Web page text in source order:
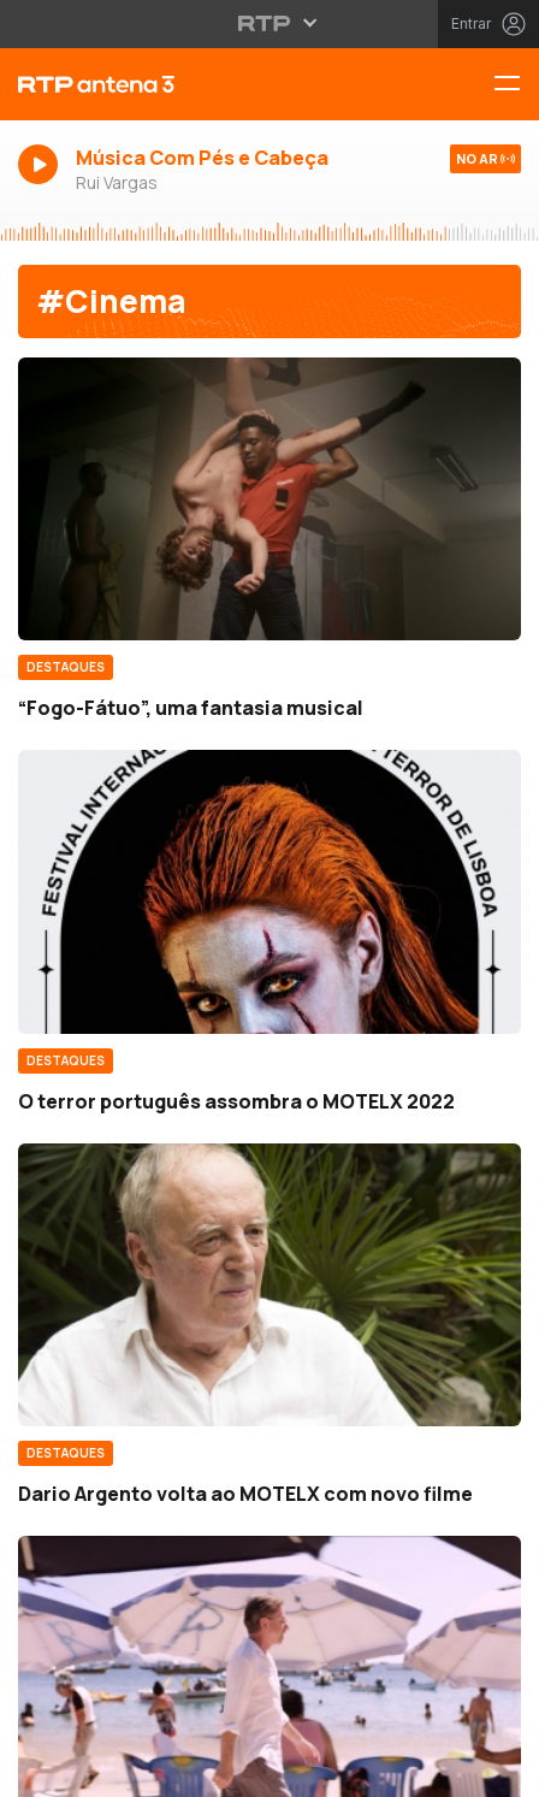
Entrar
Música Com Pés e Cabeça
Rui Vargas
NO AR
#Cinema
DESTAQUES
“Fogo-Fátuo”, uma fantasia musical
DESTAQUES
O terror português assombra o MOTELX 2022
DESTAQUES
Dario Argento volta ao MOTELX com novo filme